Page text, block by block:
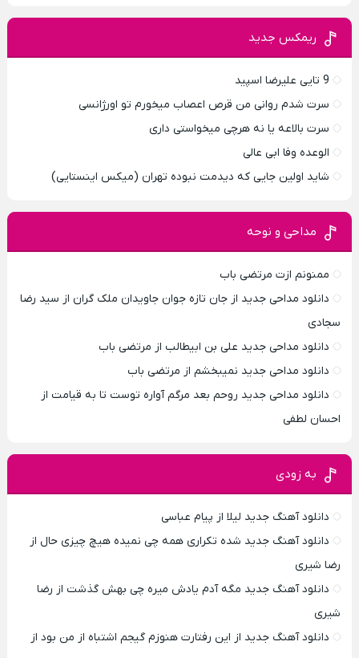
ریمکس جدید
9 تایی علیرضا اسپید
سرت شدم روانی من قرص اعصاب میخورم تو اورژانسی
سرت بالاعه یا نه هرچی میخواستی داری
الوعده وفا ابی عالی
شاید اولین جایی که دیدمت نبوده تهران (میکس اینستایی)
مداحی و نوحه
ممنونم ازت مرتضی باب
دانلود مداحی جدید از جان تازه جوان جاویدان ملک گران از سید رضا
سجادی
دانلود مداحی جدید علی بن ابیطالب از مرتضی باب
دانلود مداحی جدید نمیبخشم از مرتضی باب
دانلود مداحی جدید روحم بعد مرگم آواره توست تا به قیامت از
احسان لطفی
به زودی
دانلود آهنگ جدید لیلا از پیام عباسی
دانلود آهنگ جدید شده تکراری همه چی نمیده هیچ چیزی حال از
رضا شیری
دانلود آهنگ جدید مگه آدم یادش میره چی بهش گذشت از رضا
شیری
دانلود آهنگ جدید از این رفتارت هنوزم گیجم اشتباه از من بود از